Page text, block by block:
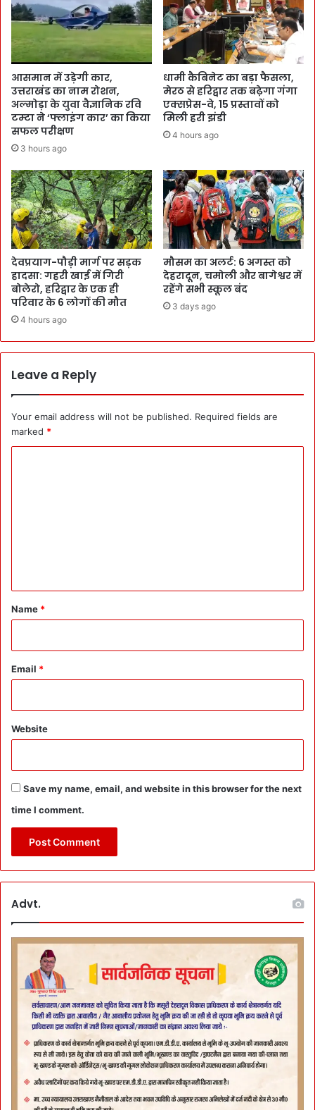
आसमान में उड़ेगी कार,
उत्तराखंड का नाम रोशन,
अल्मोड़ा के युवा वैज्ञानिक रवि
टम्टा ने ‘फ्लाइंग कार’ का किया
सफल परीक्षण
3 hours ago
धामी कैबिनेट का बड़ा फैसला,
मेरठ से हरिद्वार तक बढ़ेगा गंगा
एक्सप्रेस-वे, 15 प्रस्तावों को
मिली हरी झंडी
4 hours ago
देवप्रयाग-पौड़ी मार्ग पर सड़क
हादसा: गहरी खाई में गिरी
बोलेरो, हरिद्वार के एक ही
परिवार के 6 लोगों की मौत
4 hours ago
मौसम का अलर्ट: 6 अगस्त को
देहरादून, चमोली और बागेश्वर में
रहेंगे सभी स्कूल बंद
3 days ago
Leave a Reply
Your email address will not be published. Required fields are
marked *
*
Name *
Email *
Website
Save my name, email, and website in this browser for the next
time I comment.
Advt.